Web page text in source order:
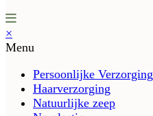
×
Menu
Persoonlijke Verzorging
Haarverzorging
Natuurlijke zeep